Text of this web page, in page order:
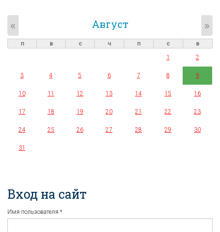
Август
« »
п в с ч п с
в
1
2
3 4 5 6 7 8 9
10 11 12 13 14 15 16
17 18 19 20 21 22 23
24 25 26 27 28 29 30
31
Вход на сайт
Имя пользователя *